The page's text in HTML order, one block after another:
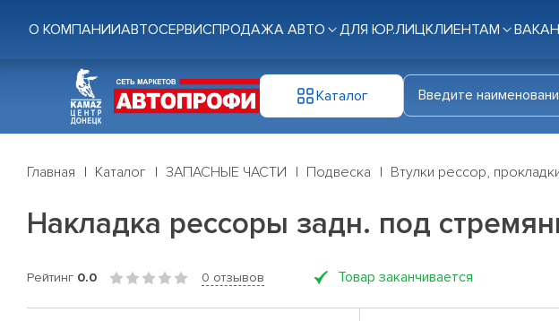
О КОМПАНИИАВТОСЕРВИСПРОДАЖА АВТО ДЛЯ ЮР.ЛИЦКЛИЕНТАМ
Каталог
Главная Каталог ЗАПАСНЫЕ ЧАСТИ Подвеска Втулки рессор,
Накладка рессоры задн. под
Рейтинг 0.0 0 отзывов Товар заканчивается